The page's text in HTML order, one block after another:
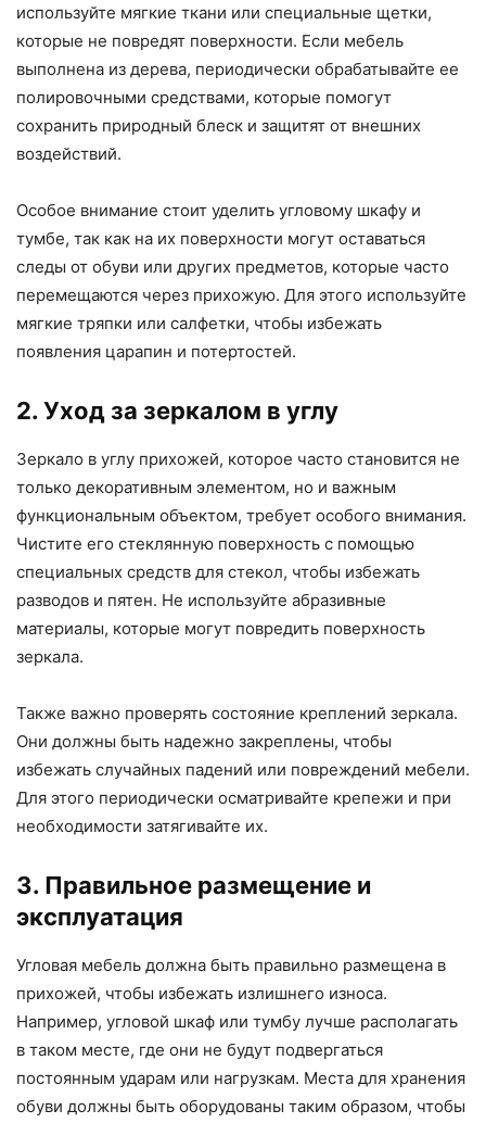
используйте мягкие ткани или специальные щетки,
которые не повредят поверхности. Если мебель
выполнена из дерева, периодически обрабатывайте ее
полировочными средствами, которые помогут
сохранить природный блеск и защитят от внешних
воздействий.
Особое внимание стоит уделить угловому шкафу и
тумбе, так как на их поверхности могут оставаться
следы от обуви или других предметов, которые часто
перемещаются через прихожую. Для этого используйте
мягкие тряпки или салфетки, чтобы избежать
появления царапин и потертостей.
2. Уход за зеркалом в углу
Зеркало в углу прихожей, которое часто становится не
только декоративным элементом, но и важным
функциональным объектом, требует особого внимания.
Чистите его стеклянную поверхность с помощью
специальных средств для стекол, чтобы избежать
разводов и пятен. Не используйте абразивные
материалы, которые могут повредить поверхность
зеркала.
Также важно проверять состояние креплений зеркала.
Они должны быть надежно закреплены, чтобы
избежать случайных падений или повреждений мебели.
Для этого периодически осматривайте крепежи и при
необходимости затягивайте их.
3. Правильное размещение и
эксплуатация
Угловая мебель должна быть правильно размещена в
прихожей, чтобы избежать излишнего износа.
Например, угловой шкаф или тумбу лучше располагать
в таком месте, где они не будут подвергаться
постоянным ударам или нагрузкам. Места для хранения
обуви должны быть оборудованы таким образом, чтобы